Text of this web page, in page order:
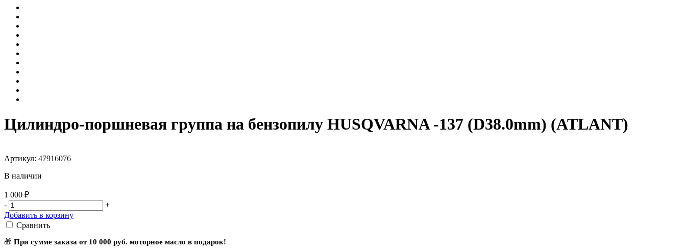
Цилиндро-поршневая группа на бензопилу HUSQVARNA -137 (D38.0mm) (ATLANT)
Артикул: 47916076
В наличии
1 000 ₽
-
+
Добавить в корзину
Сравнить
🎁 При сумме заказа от 10 000 руб. моторное масло в подарок!